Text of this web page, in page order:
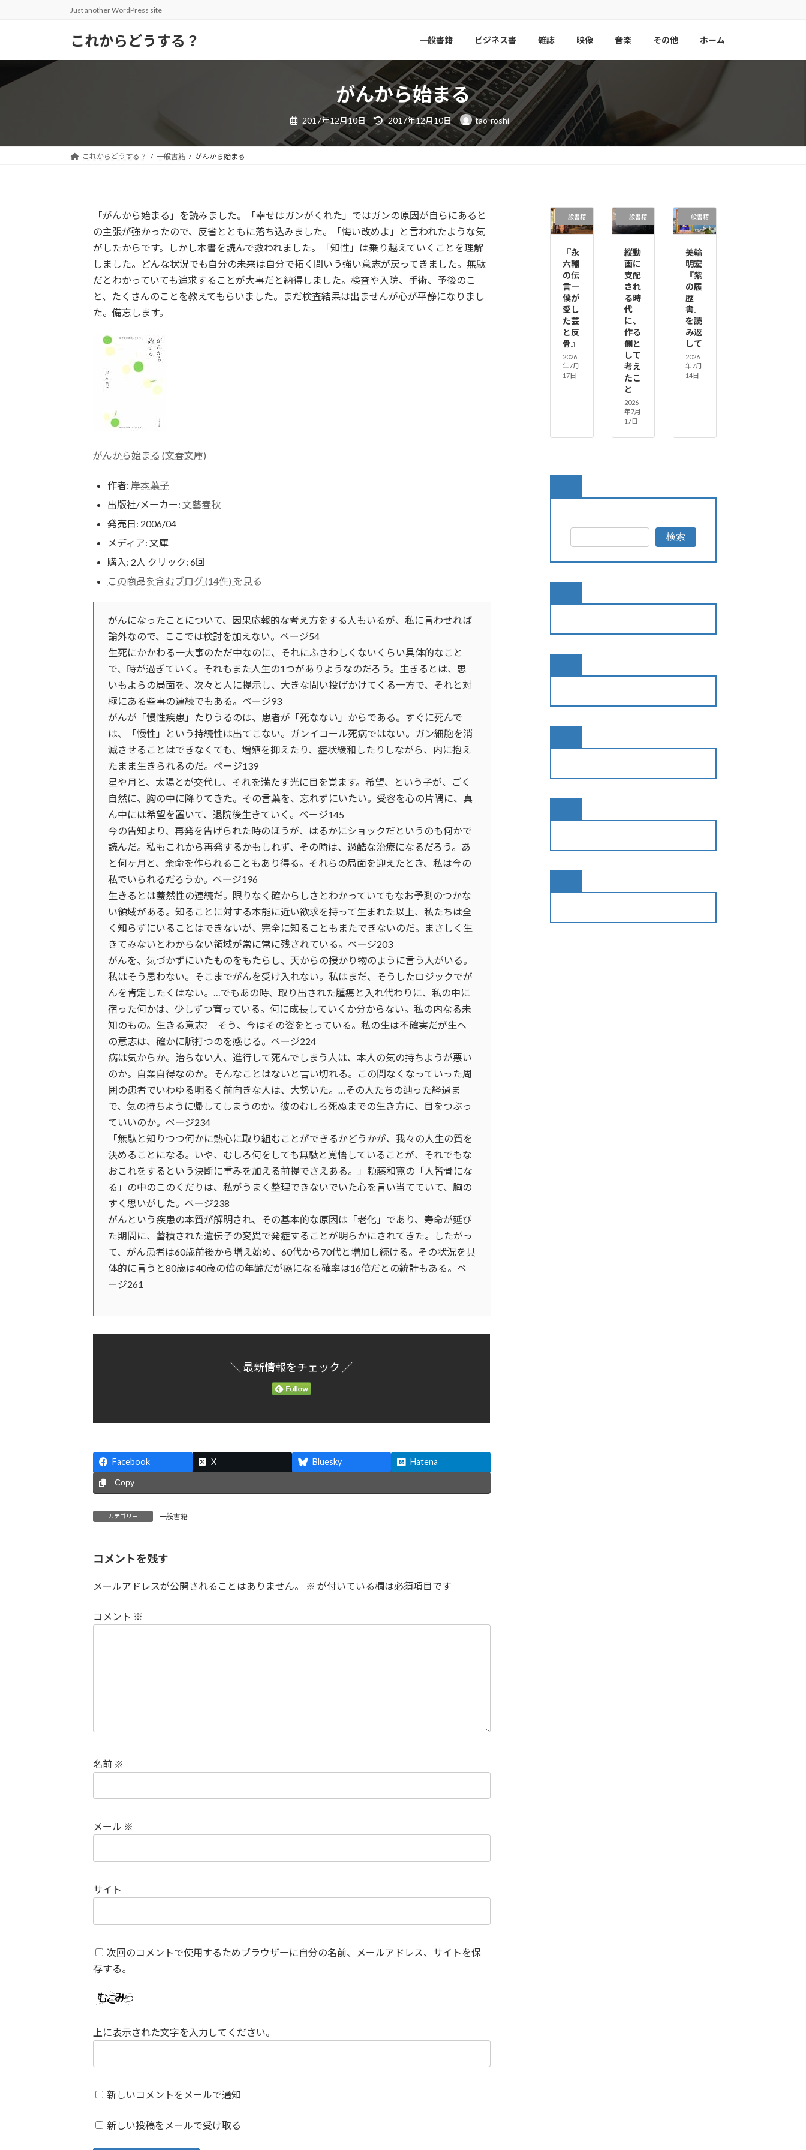
Just another WordPress site
これからどうする？ 一般書籍 ビジネス書 雑誌 映像 音楽 その他 ホーム
がんから始まる
2017年12月10日
最
終
更
新
日
2017年12月10日 tao-roshi
これからどうする？ 一般書籍 がんから始まる
「がんから始まる」を読みました。「幸せはガンがくれた」ではガンの原因が自らにあると
の主張が強かったので、反省とともに落ち込みました。「悔い改めよ」と言われたような気
がしたからです。しかし本書を読んで救われました。「知性」は乗り越えていくことを理解
しました。どんな状況でも自分の未来は自分で拓く問いう強い意志が戻ってきました。無駄
だとわかっていても追求することが大事だと納得しました。検査や入院、手術、予後のこ
と、たくさんのことを教えてもらいました。まだ検査結果は出ませんが心が平静になりまし
た。備忘します。
がんから始まる (文春文庫)
作者: 岸本葉子
出版社/メーカー: 文藝春秋
発売日: 2006/04
メディア: 文庫
購入 : 2人 クリック: 6回
この商品を含むブログ (14件) を見る
がんになったことについて、因果応報的な考え方をする人もいるが、私に言わせれば
論外なので、ここでは検討を加えない。ページ54
生死にかかわる一大事のただ中なのに、それにふさわしくないくらい具体的なこと
で、時が過ぎていく。それもまた人生の1つがありようなのだろう。生きるとは、思
いもよらの局面を、次々と人に提示し、大きな問い投げかけてくる一方で、それと対
極にある些事の連続でもある。ページ93
がんが「慢性疾患」たりうるのは、患者が「死なない」からである。すぐに死んで
は、「慢性」という持続性は出てこない。ガンイコール死病ではない。ガン細胞を消
滅させることはできなくても、増殖を抑えたり、症状緩和したりしながら、内に抱え
たまま生きられるのだ。ページ139
星や月と、太陽とが交代し、それを満たす光に目を覚ます。希望、という子が、ごく
自然に、胸の中に降りてきた。その言葉を、忘れずにいたい。受容を心の片隅に、真
ん中には希望を置いて、退院後生きていく。ページ145
今の告知より、再発を告げられた時のほうが、はるかにショックだというのも何かで
読んだ。私もこれから再発するかもしれず、その時は、過酷な治療になるだろう。あ
と何ヶ月と、余命を作られることもあり得る。それらの局面を迎えたとき、私は今の
私でいられるだろうか。ページ196
生きるとは蓋然性の連続だ。限りなく確からしさとわかっていてもなお予測のつかな
い領域がある。知ることに対する本能に近い欲求を持って生まれた以上、私たちは全
く知らずにいることはできないが、完全に知ることもまたできないのだ。まさしく生
きてみないとわからない領域が常に常に残されている。ページ203
がんを、気づかずにいたものをもたらし、天からの授かり物のように言う人がいる。
私はそう思わない。そこまでがんを受け入れない。私はまだ、そうしたロジックでが
んを肯定したくはない。…でもあの時、取り出された腫瘍と入れ代わりに、私の中に
宿った何かは、少しずつ育っている。何に成長していくか分からない。私の内なる未
知のもの。生きる意志? そう、今はその姿をとっている。私の生は不確実だが生へ
の意志は、確かに脈打つのを感じる。ページ224
病は気からか。治らない人、進行して死んでしまう人は、本人の気の持ちようが悪い
のか。自業自得なのか。そんなことはないと言い切れる。この間なくなっていった周
囲の患者でいわゆる明るく前向きな人は、大勢いた。…その人たちの辿った経過ま
で、気の持ちように帰してしまうのか。彼のむしろ死ぬまでの生き方に、目をつぶっ
ていいのか。ページ234
「無駄と知りつつ何かに熱心に取り組むことができるかどうかが、我々の人生の質を
決めることになる。いや、むしろ何をしても無駄と覚悟していることが、それでもな
おこれをするという決断に重みを加える前提でさえある。」頼藤和寛の「人皆骨にな
る」の中のこのくだりは、私がうまく整理できないでいた心を言い当てていて、胸の
すく思いがした。ページ238
がんという疾患の本質が解明され、その基本的な原因は「老化」であり、寿命が延び
た期間に、蓄積された遺伝子の変異で発症することが明らかにされてきた。したがっ
て、がん患者は60歳前後から増え始め、60代から70代と増加し続ける。その状況を具
体的に言うと80歳は40歳の倍の年齢だが癌になる確率は16倍だとの統計もある。ペ
ージ261
＼ 最新情報をチェック ／
Facebook X Bluesky Hatena
Copy
カテゴリー 一般書籍
コメントを残す
メールアドレスが公開されることはありません。 ※ が付いている欄は必須項目です
コメント ※
名前 ※
メール ※
サイト
次回のコメントで使用するためブラウザーに自分の名前、メールアドレス、サイトを保
存する。
上に表示された文字を入力してください。
新しいコメントをメールで通知
新しい投稿をメールで受け取る
一般書籍
『永
六輔
の伝
言―
僕が
愛し
た芸
と反
骨』
2026
年7月
17日
一般書籍
縦動
画に
支配
され
る時
代
に、
作る
側と
して
考え
たこ
と
2026
年7月
17日
一般書籍
美輪
明宏
『紫
の履
歴
書』
を読
み返
して
2026
年7月
14日
検索